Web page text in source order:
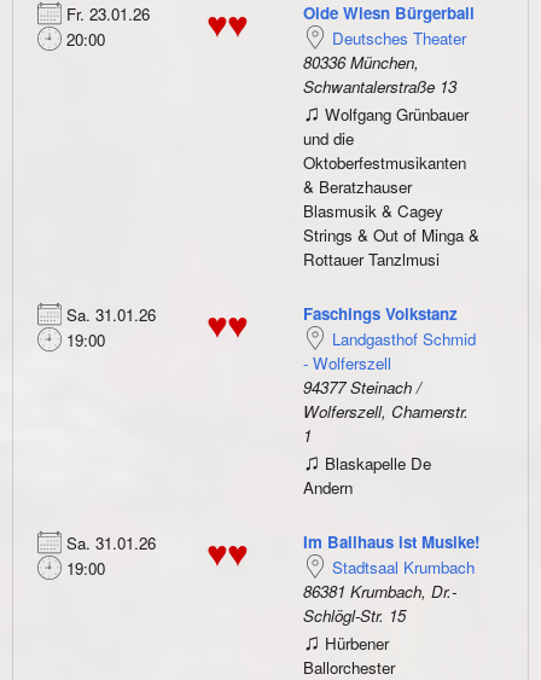
Fr. 23.01.26
20:00
♥♥
Oide Wiesn Bürgerball
Deutsches Theater
80336 München,
Schwantalerstraße 13
♫ Wolfgang Grünbauer
und die
Oktoberfestmusikanten
& Beratzhauser
Blasmusik & Cagey
Strings & Out of Minga &
Rottauer Tanzlmusi
Sa. 31.01.26
19:00
♥♥
Faschings Volkstanz
Landgasthof Schmid
- Wolferszell
94377 Steinach /
Wolferszell, Chamerstr.
1
♫ Blaskapelle De
Andern
Sa. 31.01.26
19:00
♥♥
Im Ballhaus ist Musike!
Stadtsaal Krumbach
86381 Krumbach, Dr.-
Schlögl-Str. 15
♫ Hürbener
Ballorchester